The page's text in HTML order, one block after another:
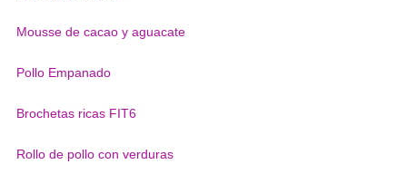
Mousse de cacao y aguacate
Pollo Empanado
Brochetas ricas FIT6
Rollo de pollo con verduras